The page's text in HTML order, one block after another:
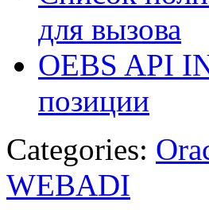
для вызова
OEBS API
позиции
Categories:
WEBADI